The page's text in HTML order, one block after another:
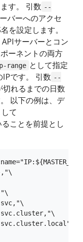
す。 引数 --
バーへのアクセ
を設定します。
サーバーとコン
ーネントの両方
range として指定
IPです。 引数 --
れるまでの日数
以下の例は、デ
て
ことを前提とし
\